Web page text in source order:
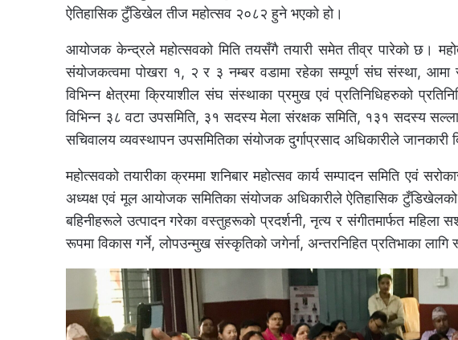
ऐतिहासिक टुँडिखेल तीज महोत्सव २०८२ हुने भएको हो।
आयोजक केन्द्रले महोत्सवको मिति तयसँगै तयारी समेत तीव्र पारेको छ।
संयोजकत्वमा पोखरा १, २ र ३ नम्बर वडामा रहेका सम्पूर्ण संघ संस्था, आमा
विभिन्न क्षेत्रमा क्रियाशील संघ संस्थाका प्रमुख एवं प्रतिनिधिहरुको
विभिन्न ३८ वटा उपसमिति, ३१ सदस्य मेला संरक्षक समिति, १३१ सदस्य
सचिवालय व्यवस्थापन उपसमितिका संयोजक दुर्गाप्रसाद अधिकारीले जानकारी
महोत्सवको तयारीका क्रममा शनिबार महोत्सव कार्य सम्पादन समिति एवं
अध्यक्ष एवं मूल आयोजक समितिका संयोजक अधिकारीले ऐतिहासिक टुँडिखेलको
बहिनीहरूले उत्पादन गरेका वस्तुहरूको प्रदर्शनी, नृत्य र संगीतमार्फत महिला
रूपमा विकास गर्ने, लोपउन्मुख संस्कृतिको जगेर्ना, अन्तरनिहित प्रतिभाका